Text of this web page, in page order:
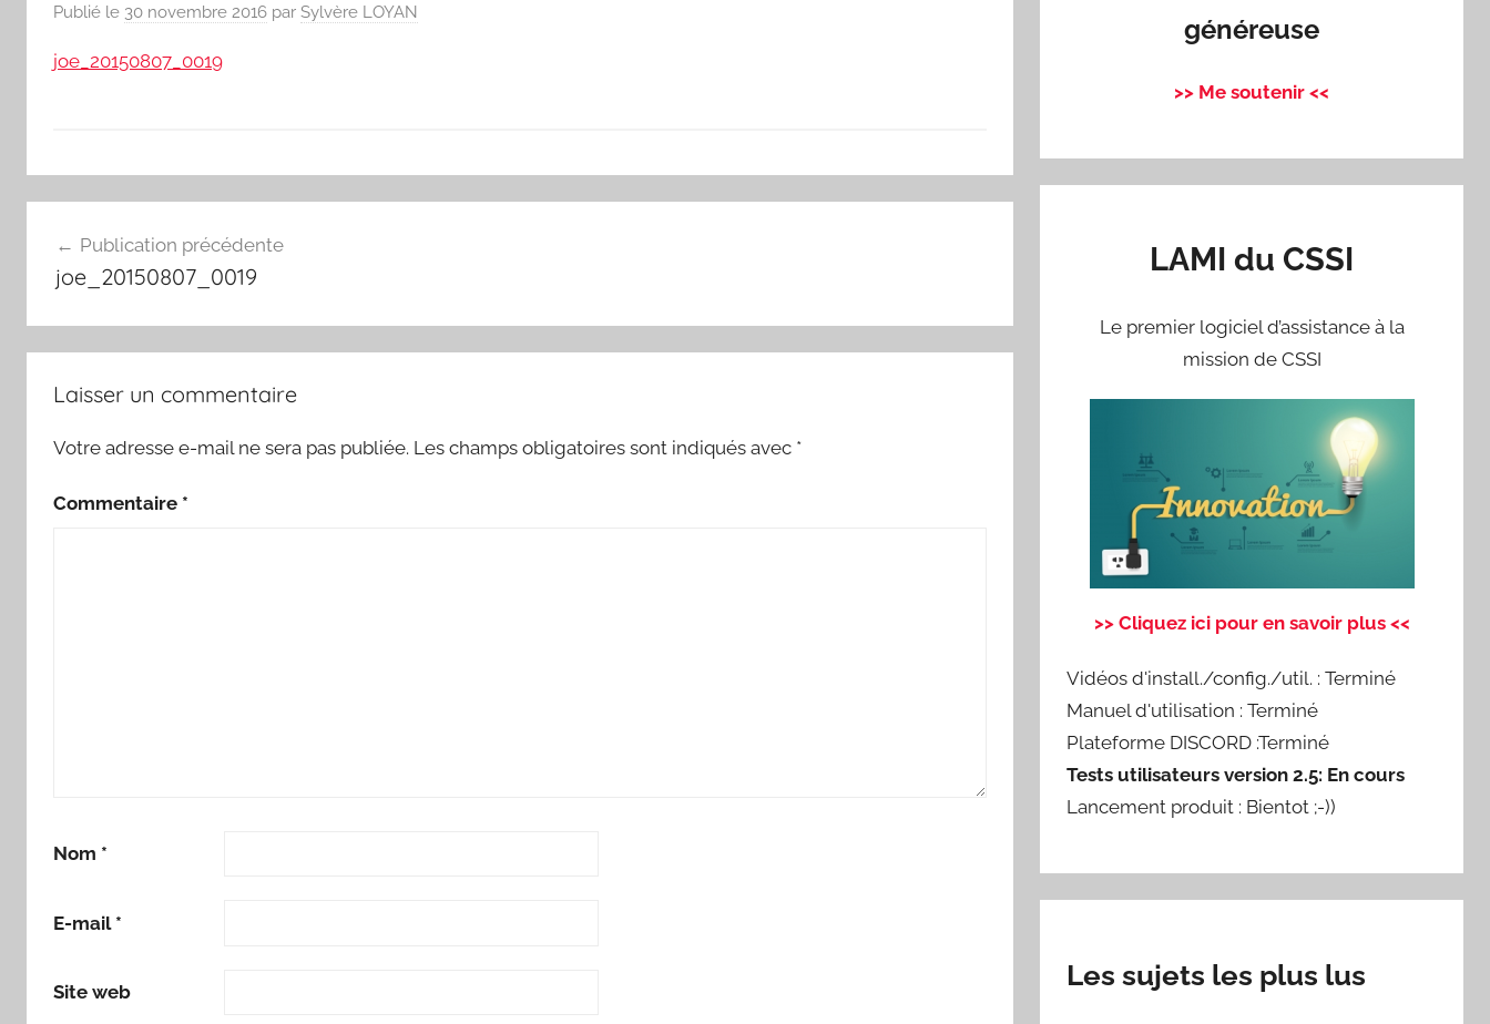
Publié le 30 novembre 2016 par Sylvère LOYAN
joe_20150807_0019
de
l’article
Publication précédente
joe_20150807_0019
Laisser un commentaire
Votre adresse e-mail ne sera pas publiée. Les champs obligatoires sont indiqués avec *
Commentaire *
Nom *
E-mail *
Site web
généreuse
>> Me soutenir <<
LAMI du CSSI
Le premier logiciel d’assistance à la
mission de CSSI
>> Cliquez ici pour en savoir plus <<
Vidéos d'install./config./util. : Terminé
Manuel d'utilisation : Terminé
Plateforme DISCORD :Terminé
Tests utilisateurs version 2.5: En cours
Lancement produit : Bientot ;-))
Les sujets les plus lus